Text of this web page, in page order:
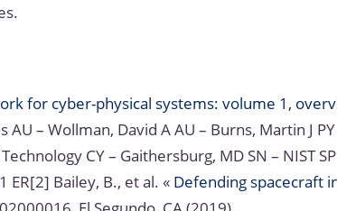
for cyber-physical systems: volume 1,
AU – Wollman, David A AU – Burns, Martin J
CY – Gaithersburg, MD SN – NIST
ER[2] Bailey, B., et al. « Defending spacecraft